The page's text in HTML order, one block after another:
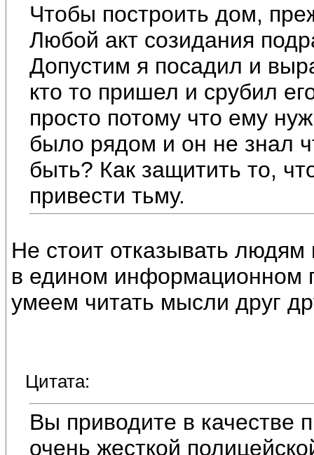
Чтобы построить дом,
Любой акт созидания
Допустим я посадил и
кто то пришел и срубил
просто потому что ему
было рядом и он не знал
быть? Как защитить то,
привести тьму.
Не стоит отказывать
в едином информационном
умеем читать мысли друг
Цитата:
Вы приводите в качестве
очень жесткой